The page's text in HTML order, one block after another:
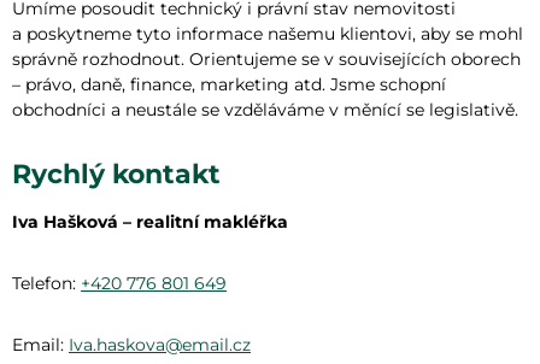
Umíme posoudit technický i právní stav nemovitosti
a poskytneme tyto informace našemu klientovi, aby se mohl
správně rozhodnout. Orientujeme se v souvisejících oborech
– právo, daně, finance, marketing atd. Jsme schopní
obchodníci a neustále se vzděláváme v měnící se legislativě.
Rychlý kontakt
Iva Hašková – realitní makléřka
Telefon: +420 776 801 649
Email: Iva.haskova@email.cz